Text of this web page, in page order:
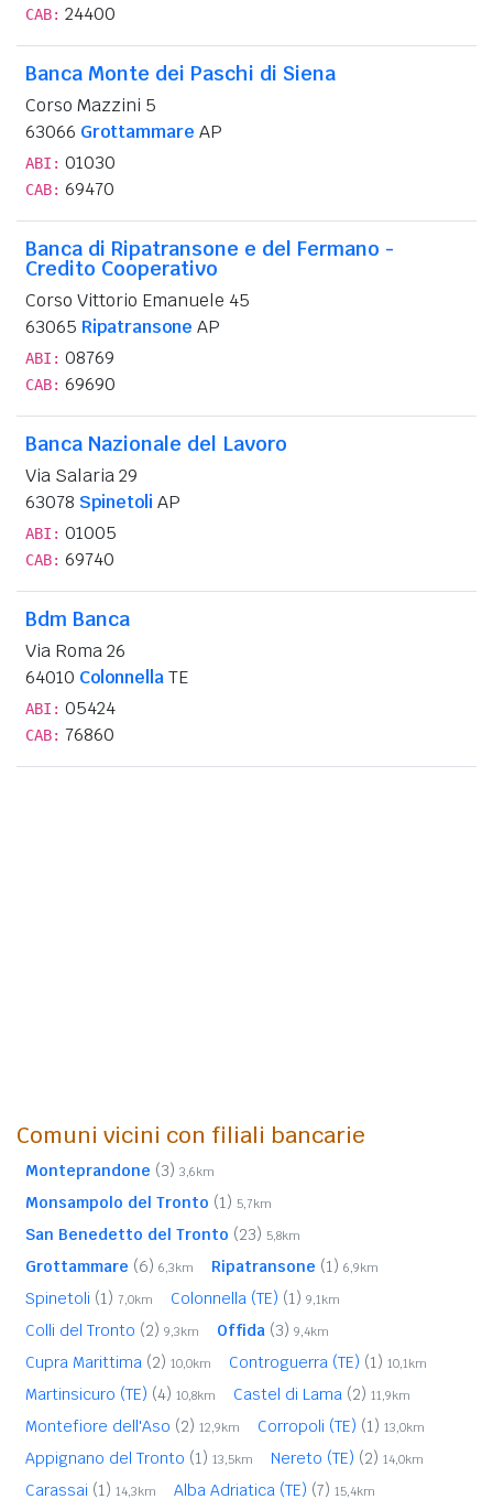
CAB: 24400
Banca Monte dei Paschi di Siena
Corso Mazzini 5
63066 Grottammare AP
ABI: 01030
CAB: 69470
Banca di Ripatransone e del Fermano -
Credito Cooperativo
Corso Vittorio Emanuele 45
63065 Ripatransone AP
ABI: 08769
CAB: 69690
Banca Nazionale del Lavoro
Via Salaria 29
63078 Spinetoli AP
ABI: 01005
CAB: 69740
Bdm Banca
Via Roma 26
64010 ColonnellaTE
ABI: 05424
CAB: 76860
Comuni vicini con filiali bancarie
Monteprandone (3) 3,6km
Monsampolo del Tronto (1) 5,7km
San Benedetto del Tronto (23) 5,8km
Grottammare (6) 6,3km Ripatransone (1) 6,9km
Spinetoli (1) 7,0km Colonnella (TE) (1) 9,1km
Colli del Tronto (2) 9,3km Offida (3) 9,4km
Cupra Marittima (2) 10,0km Controguerra (TE) (1) 10,1km
Martinsicuro (TE) (4) 10,8km Castel di Lama (2) 11,9km
Montefiore dell'Aso (2) 12,9km Corropoli (TE) (1) 13,0km
Appignano del Tronto (1) 13,5km Nereto (TE) (2) 14,0km
Carassai (1) 14,3km Alba Adriatica (TE) (7) 15,4km